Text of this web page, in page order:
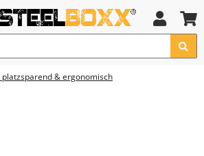
platzsparend & ergonomisch